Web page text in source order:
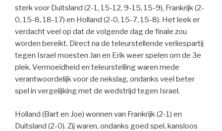
sterk voor Duitsland (2-1, 15-12, 9-15, 15-9), Frankrijk (2-
0, 15-8, 18-17) en Holland (2-0, 15-7, 15-8). Het leek er
verdacht veel op dat de volgende dag de finale zou
worden bereikt. Direct na de teleurstellende verliespartij
tegen Israel moesten Jan en Erik weer spelen om de 3e
plek. Vermoeidheid en teleurstelling waren mede
verantwoordelijk voor de nekslag, ondanks veel beter
spel in vergelijking met de wedstrijd tegen Israel.
Holland (Bart en Joe) wonnen van Frankrijk (2-1) en
Duitsland (2-0). Zij waren, ondanks goed spel, kansloos